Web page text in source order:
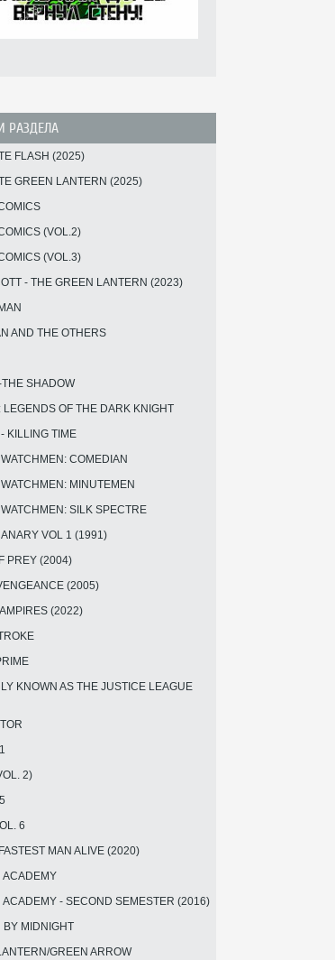
РАЗДЕЛА
FLASH (2025)
GREEN LANTERN (2025)
(VOL.2)
(VOL.3)
- THE GREEN LANTERN (2023)
AND THE OTHERS
SHADOW
LEGENDS OF THE DARK KNIGHT
KILLING TIME
COMEDIAN
MINUTEMEN
SILK SPECTRE
VOL 1 (1991)
PREY (2004)
(2005)
(2022)
KNOWN AS THE JUSTICE LEAGUE
2)
6
MAN ALIVE (2020)
ACADEMY
ACADEMY - SECOND SEMESTER (2016)
BY MIDNIGHT
GREEN ARROW